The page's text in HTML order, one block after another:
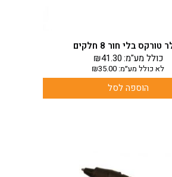
טורקס בלי חור 8 חלקים
₪41.30כולל מע"מ:
לא כולל מע״מ: ₪35.00
הוספה לסל